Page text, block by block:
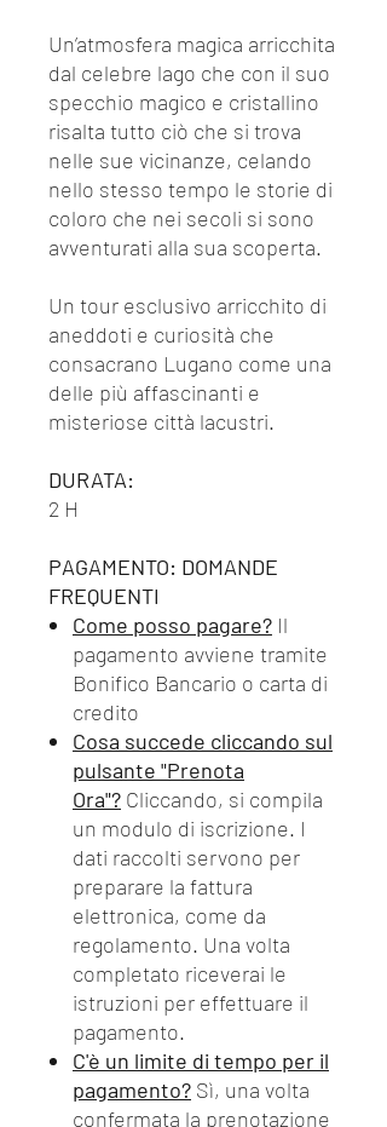
Un’atmosfera magica arricchita
dal celebre lago che con il suo
specchio magico e cristallino
risalta tutto ciò che si trova
nelle sue vicinanze, celando
nello stesso tempo le storie di
coloro che nei secoli si sono
avventurati alla sua scoperta.
Un tour esclusivo arricchito di
aneddoti e curiosità che
consacrano Lugano come una
delle più affascinanti e
misteriose città lacustri.
DURATA:
2 H
PAGAMENTO: DOMANDE
FREQUENTI
Come posso pagare? Il
pagamento avviene tramite
Bonifico Bancario o carta di
credito
Cosa succede cliccando sul
pulsante "Prenota
Ora"? Cliccando, si compila
un modulo di iscrizione. I
dati raccolti servono per
preparare la fattura
elettronica, come da
regolamento. Una volta
completato riceverai le
istruzioni per effettuare il
pagamento.
C'è un limite di tempo per il
pagamento? Sì, una volta
confermata la prenotazione